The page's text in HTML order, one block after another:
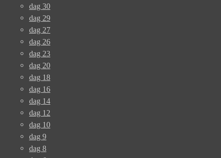
dag 30
dag 29
dag 27
dag 26
dag 23
dag 20
dag 18
dag 16
dag 14
dag 12
dag 10
dag 9
dag 8